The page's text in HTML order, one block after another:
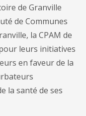
de Granville
de Communes
la CPAM de
leurs initiatives
en faveur de la
la santé de ses